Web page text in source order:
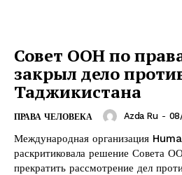
Совет ООН по
закрыл дело
Таджикистана
ПРАВА ЧЕЛОВЕКА Azda Ru -
Международная организация
раскритиковала решение Совета
прекратить рассмотрение дел